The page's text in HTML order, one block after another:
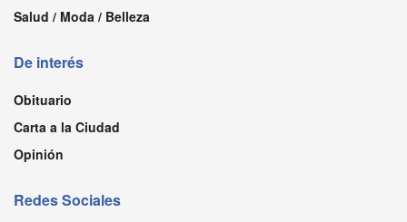
Salud / Moda / Belleza
De interés
Obituario
Carta a la Ciudad
Opinión
Redes Sociales